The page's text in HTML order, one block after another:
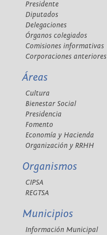
Presidente
Diputados
Delegaciones
Órganos colegiados
Comisiones informativas
Corporaciones anteriores
Áreas
Cultura
Bienestar Social
Presidencia
Fomento
Economía y Hacienda
Organización y RRHH
Organismos
CIPSA
REGTSA
Municipios
Información Municipal